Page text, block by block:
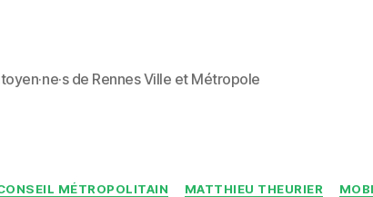
de Rennes Ville et Métropole
Catégories
MÉTROPOLITAIN MATTHIEU THEURIER